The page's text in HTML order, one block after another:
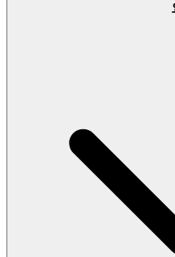
다. 우리의 감정적 이점은 당
게임에 연결: 이것이 우리의
을 플레이하고 싶을 때,
여 첫 번째 숫자 큐브를 쏠
즉각적인 재미만 있습니다.
2. 정직한 재미: 제로 압